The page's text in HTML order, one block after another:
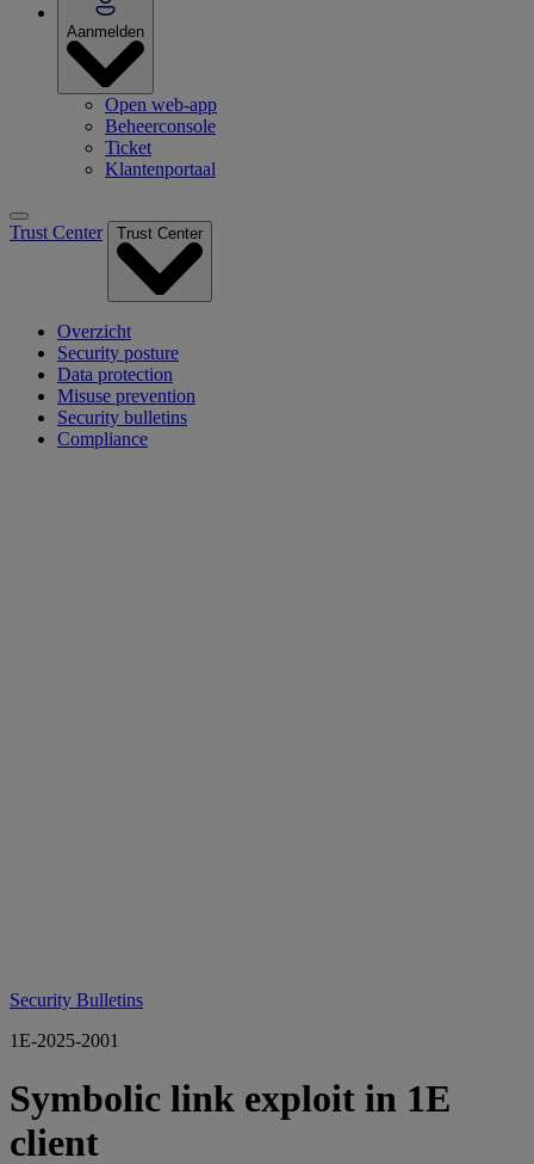
Aanmelden
Open web-app
Beheerconsole
Ticket
Klantenportaal
Trust Center Trust Center
Overzicht
Security posture
Data protection
Misuse prevention
Security bulletins
Compliance
Security Bulletins
1E-2025-2001
Symbolic link exploit in 1E
client